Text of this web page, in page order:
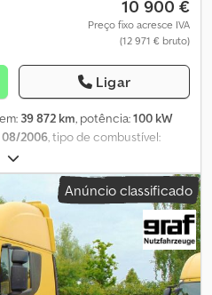
10 900 €
Preço fixo acresce IVA
(12 971 € bruto)
Ligar
39 872 km, potência:100 kW
08/2006, tipo de combustível:
de eixo:
, classe de emissão:
mm , largura total:2 500 mm,
Benz Kamag Wiesel WBH 25 *
para todas as plataformas BDF
de altura Dkjdpfeztikpox Akzer
de reboques * Inspeção
para 50 km/h * Todos
Anúncio classificado